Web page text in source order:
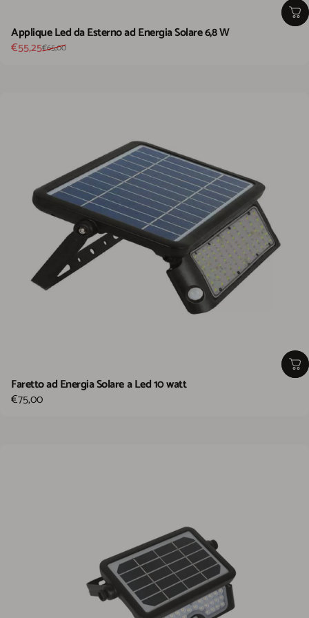
Applique Led da Esterno ad Energia Solare 6,8 W
Prezzo scontato
€55,25
Prezzo di listino
€65,00
Faretto ad Energia Solare a Led 10 watt
€75,00